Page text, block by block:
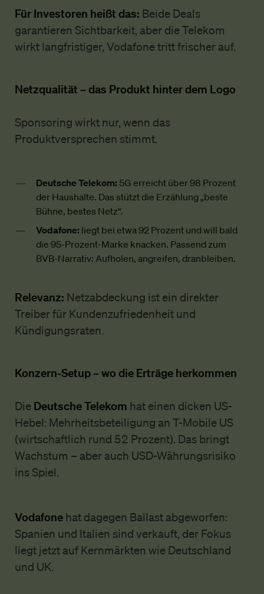
Für Investoren heißt das: Beide Deals
garantieren Sichtbarkeit, aber die Telekom
wirkt langfristiger, Vodafone tritt frischer auf.
Netzqualität – das Produkt hinter dem Logo
Sponsoring wirkt nur, wenn das
Produktversprechen stimmt.
Deutsche Telekom: 5G erreicht über 98 Prozent
der Haushalte. Das stützt die Erzählung „beste
Bühne, bestes Netz“.
Vodafone: liegt bei etwa 92 Prozent und will bald
die 95-Prozent-Marke knacken. Passend zum
BVB-Narrativ: Aufholen, angreifen, dranbleiben.
Relevanz: Netzabdeckung ist ein direkter
Treiber für Kundenzufriedenheit und
Kündigungsraten.
Konzern-Setup – wo die Erträge herkommen
Die Deutsche Telekom hat einen dicken US-
Hebel: Mehrheitsbeteiligung an T-Mobile US
(wirtschaftlich rund 52 Prozent). Das bringt
Wachstum – aber auch USD-Währungsrisiko
ins Spiel.
Vodafonehat dagegen Ballast abgeworfen:
Spanien und Italien sind verkauft, der Fokus
liegt jetzt auf Kernmärkten wie Deutschland
und UK.